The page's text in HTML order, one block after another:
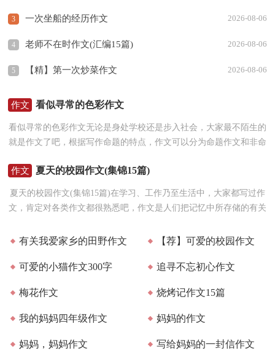
3 一次坐船的经历作文 2026-08-06
4 老师不在时作文(汇编15篇) 2026-08-06
5 【精】第一次炒菜作文 2026-08-06
作文 看似寻常的色彩作文
看似寻常的色彩作文无论是身处学校还是步入社会，大家最不陌生的
就是作文了吧，根据写作命题的特点，作文可以分为命题作文和非命
作文 夏天的校园作文(集锦15篇)
夏天的校园作文(集锦15篇)在学习、工作乃至生活中，大家都写过作
文，肯定对各类作文都很熟悉吧，作文是人们把记忆中所存储的有关
有关我爱家乡的田野作文
（精选10篇）
【荐】可爱的校园作文
可爱的小猫作文300字 追寻不忘初心作文
梅花作文 烧烤记作文15篇
我的妈妈四年级作文 妈妈的作文
妈妈，妈妈作文 写给妈妈的一封信作文